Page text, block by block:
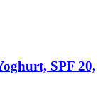
SPF 20,